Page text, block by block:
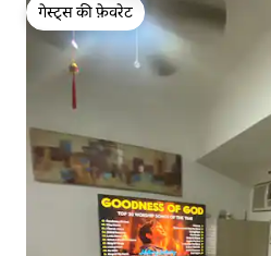
गेस्ट्स की फ़ेवरेट
गेस्ट्स की फ़ेवरेट